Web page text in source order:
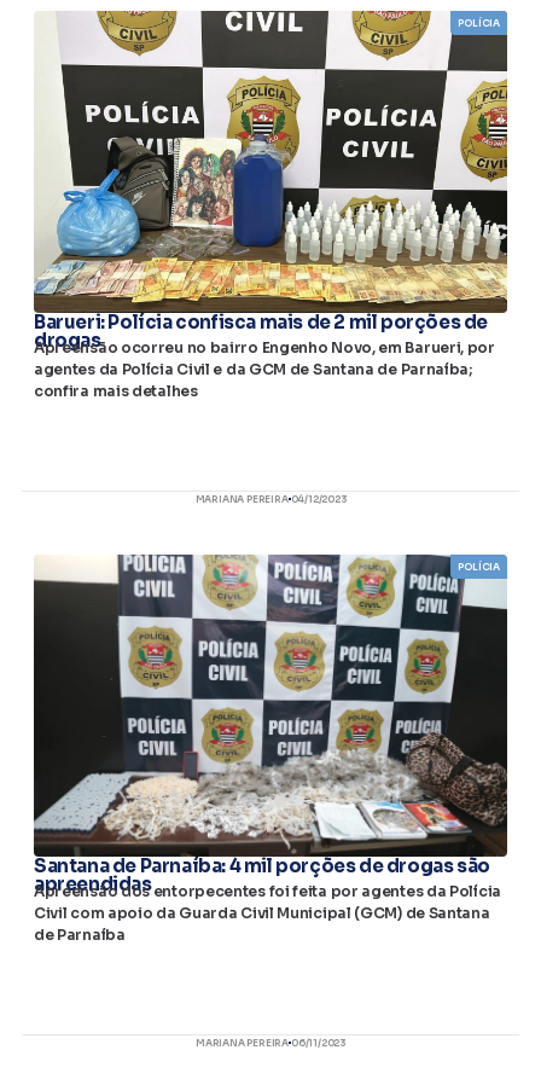
POLÍCIA
Barueri: Polícia confisca mais de 2 mil porções de
drogas
Apreensão ocorreu no bairro Engenho Novo, em Barueri, por
agentes da Polícia Civil e da GCM de Santana de Parnaíba;
confira mais detalhes
MARIANA PEREIRA 04/12/2023
POLÍCIA
Santana de Parnaíba: 4 mil porções de drogas são
apreendidas
Apreensão dos entorpecentes foi feita por agentes da Polícia
Civil com apoio da Guarda Civil Municipal (GCM) de Santana
de Parnaíba
MARIANA PEREIRA 06/11/2023